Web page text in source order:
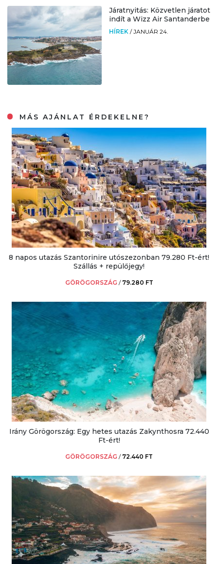
Járatnyitás: Közvetlen járatot
indít a Wizz Air Santanderbe
HÍREK /JANUÁR 24.
MÁS AJÁNLAT ÉRDEKELNE?
8 napos utazás Szantorinire utószezonban 79.280 Ft-ért!
Szállás + repülőjegy!
GÖRÖGORSZÁG / 79.280 FT
Irány Görögország: Egy hetes utazás Zakynthosra 72.440
Ft-ért!
GÖRÖGORSZÁG / 72.440 FT